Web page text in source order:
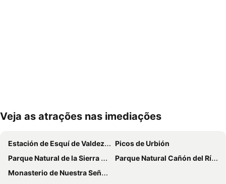
Ampliar mapa
Veja as atrações nas imediações
Estación de Esquí de Valdezcaray
Picos de Urbión
Parque Natural de la Sierra de Cebollera
Parque Natural Cañón del Río Lobos
Monasterio de Nuestra Señora de Valvanera